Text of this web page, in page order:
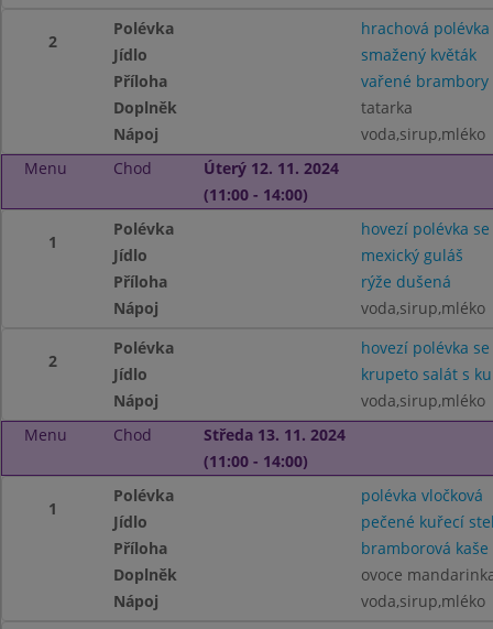
2
Polévka
hrachová polévka
Jídlo
smažený květák
Příloha
vařené brambory
Doplněk
tatarka
Nápoj
voda,sirup,mléko
Menu
Chod
Úterý 12. 11. 2024
(11:00 - 14:00)
1
Polévka
hovezí polévka
Jídlo
mexický guláš
Příloha
rýže dušená
Nápoj
voda,sirup,mléko
2
Polévka
hovezí polévka
Jídlo
krupeto salát s
Nápoj
voda,sirup,mléko
Menu
Chod
Středa 13. 11. 2024
(11:00 - 14:00)
1
Polévka
polévka vločková
Jídlo
pečené kuřecí
Příloha
bramborová
Doplněk
ovoce
Nápoj
voda,sirup,mléko